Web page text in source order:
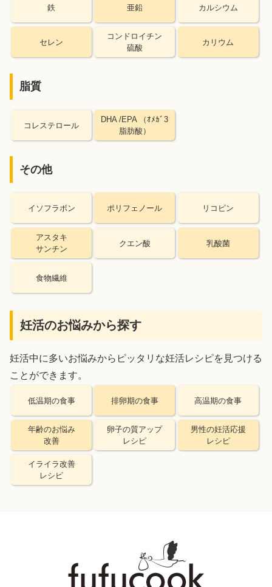
鉄 亜鉛 カルシウム
セレン
コンドロイチン
硫酸
カリウム
脂質
コレステロール
DHA /EPA （ｵﾒｶﾞ3
脂肪酸）
その他
イソフラボン ポリフェノール リコピン
アスタキ
サンチン
クエン酸 乳酸菌
食物繊維
妊活のお悩みから探す
妊活中に多いお悩みからピッタリな妊活レシピを見つける
ことができます。
低温期の食事 排卵期の食事 高温期の食事
年齢のお悩み
改善
卵子の質アップ
レシピ
男性の妊活応援
レシピ
イライラ改善
レシピ